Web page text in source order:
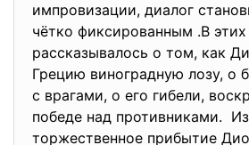
импровизации, диалог
чётко фиксированным .В этих
рассказывалось о том, как
Грецию виноградную лозу, о
с врагами, о его гибели,
победе над противниками.
торжественное прибытие